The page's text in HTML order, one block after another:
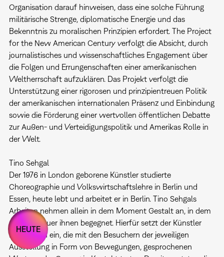
Organisation darauf hinweisen, dass eine solche Führung
militärische Strenge, diplomatische Energie und das
Bekenntnis zu moralischen Prinzipien erfordert. The Project
for the New American Century verfolgt die Absicht, durch
journalistisches und wissenschaftliches Engagement über
die Folgen und Errungenschaften einer amerikanischen
Weltherrschaft aufzuklären. Das Projekt verfolgt die
Unterstützung einer rigorosen und prinzipientreuen Politik
der amerikanischen internationalen Präsenz und Einbindung
sowie die Förderung einer wertvollen öffentlichen Debatte
zur Außen- und Verteidigungspolitik und Amerikas Rolle in
der Welt.
Tino Sehgal
Der 1976 in London geborene Künstler studierte
Choreographie und Volkswirtschaftslehre in Berlin und
Essen, heute lebt und arbeitet er in Berlin. Tino Sehgals
Arbeiten nehmen allein in dem Moment Gestalt an, in dem
der Zuschauer ihnen begegnet. Hierfür setzt der Künstler
Interpreten ein, die mit den Besuchern der jeweiligen
Ausstellung in Form von Bewegungen, gesprochenen
HEUTE